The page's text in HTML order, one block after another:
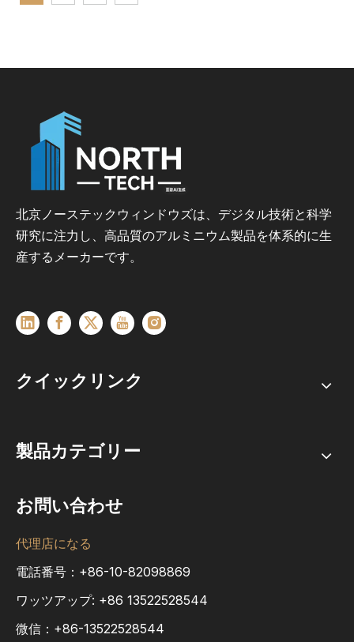
北京ノーステックウィンドウズは、デジタル技術と科学
研究に注力し、高品質のアルミニウム製品を体系的に生
産するメーカーです。
クイックリンク
製品カテゴリー
お問い合わせ
代理店になる
電話番号：+86-10-82098869
ワッツアップ: +86 13522528544
微信：+86-13522528544